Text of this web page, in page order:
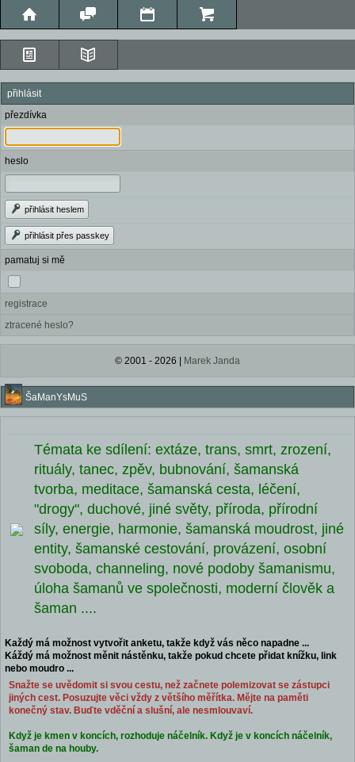
přihlásit
přezdívka
heslo
přihlásit heslem
přihlásit přes passkey
pamatuj si mě
registrace
ztracené heslo?
© 2001 - 2026 | Marek Janda
ŠaManYsMuS
Témata ke sdílení: extáze, trans, smrt, zrození,
rituály, tanec, zpěv, bubnování, šamanská
tvorba, meditace, šamanská cesta, léčení,
"drogy", duchové, jiné světy, příroda, přírodní
síly, energie, harmonie, šamanská moudrost, jiné
entity, šamanské cestování, provázení, osobní
svoboda, channeling, nové podoby šamanismu,
úloha šamanů ve společnosti, moderní člověk a
šaman ....
Každý má možnost vytvořit anketu, takže když vás něco napadne ...
Káždý má možnost měnit nástěnku, takže pokud chcete přidat knížku, link
nebo moudro ...
Snažte se uvědomit si svou cestu, než začnete polemizovat se zástupci
jiných cest. Posuzujte věci vždy z většího měřítka. Mějte na paměti
konečný stav. Buďte vděční a slušní, ale nesmlouvaví.
Když je kmen v koncích, rozhoduje náčelník. Když je v koncích náčelník,
šaman de na houby.